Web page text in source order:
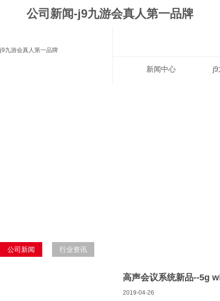
公司新闻-j9九游会真人第一品牌
j9九游会真人第一品牌
新闻中心
公司新闻 行业资讯
高声会议系统新品--5g
2019-04-26